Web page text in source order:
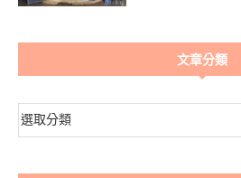
文章分類